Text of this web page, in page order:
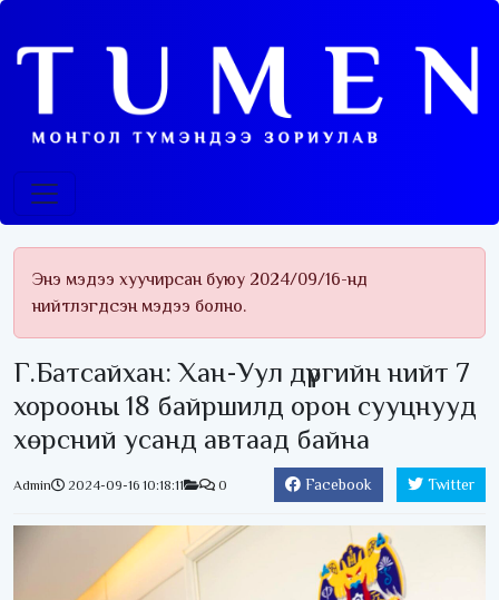
Энэ мэдээ хуучирсан буюу 2024/09/16-нд
нийтлэгдсэн мэдээ болно.
Г.Батсайхан: Хан-Уул дүүргийн нийт 7
хорооны 18 байршилд орон сууцнууд
хөрсний усанд автаад байна
Admin 2024-09-16 10:18:11 0 Facebook Twitter